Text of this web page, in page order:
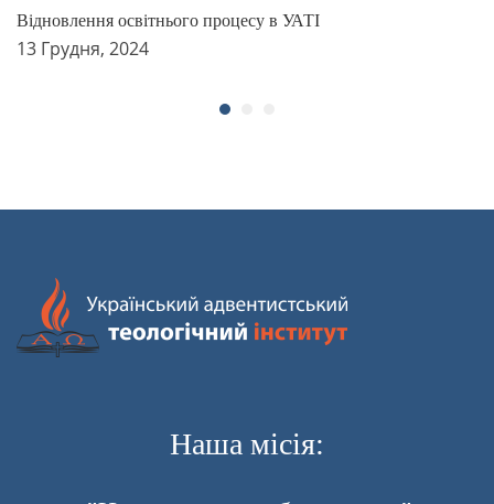
Відновлення освітнього процесу в УАТІ
13 Грудня, 2024
Наша місія: